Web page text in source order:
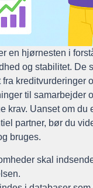
en hjørnesten i
og stabilitet. De
kreditvurderinger
til samarbejder
krav. Uanset om du
partner, bør du
bruges.
skal